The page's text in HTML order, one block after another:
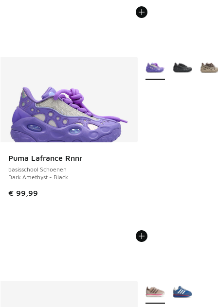
Puma Lafrance Rnnr
basisschool Schoenen
Dark Amethyst - Black
€ 99,99
Meer kleuren
Meer kleuren